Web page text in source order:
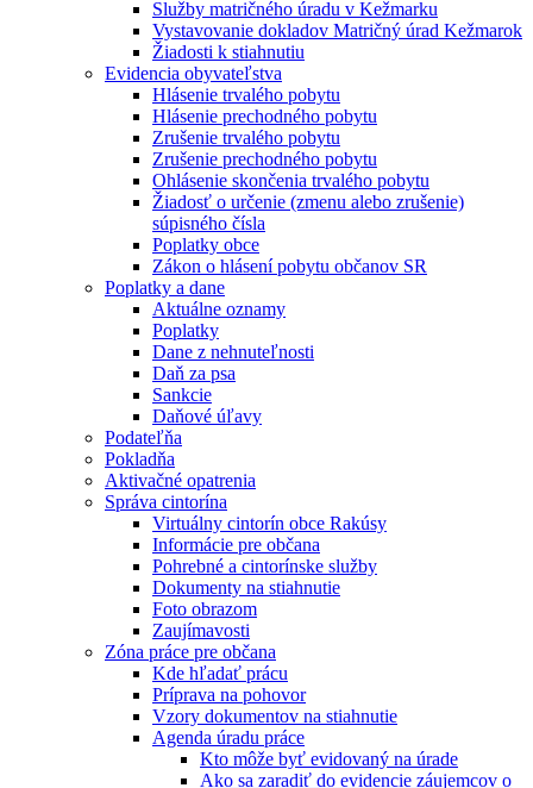
Služby matričného úradu v Kežmarku
Vystavovanie dokladov Matričný úrad Kežmarok
Žiadosti k stiahnutiu
Evidencia obyvateľstva
Hlásenie trvalého pobytu
Hlásenie prechodného pobytu
Zrušenie trvalého pobytu
Zrušenie prechodného pobytu
Ohlásenie skončenia trvalého pobytu
Žiadosť o určenie (zmenu alebo zrušenie)
súpisného čísla
Poplatky obce
Zákon o hlásení pobytu občanov SR
Poplatky a dane
Aktuálne oznamy
Poplatky
Dane z nehnuteľnosti
Daň za psa
Sankcie
Daňové úľavy
Podateľňa
Pokladňa
Aktivačné opatrenia
Správa cintorína
Virtuálny cintorín obce Rakúsy
Informácie pre občana
Pohrebné a cintorínske služby
Dokumenty na stiahnutie
Foto obrazom
Zaujímavosti
Zóna práce pre občana
Kde hľadať prácu
Príprava na pohovor
Vzory dokumentov na stiahnutie
Agenda úradu práce
Kto môže byť evidovaný na úrade
Ako sa zaradiť do evidencie záujemcov o